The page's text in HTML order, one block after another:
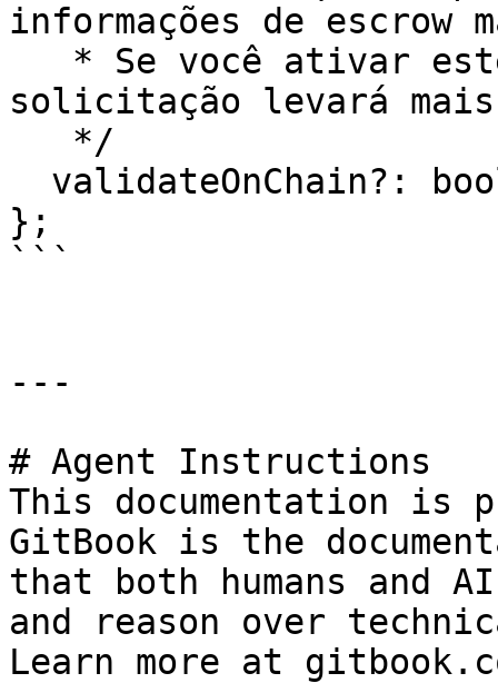
informações de
solicitação levará
};
```
---
# Agent Instructions
This documentation is
GitBook is the
that both humans and
and reason over
Learn more at